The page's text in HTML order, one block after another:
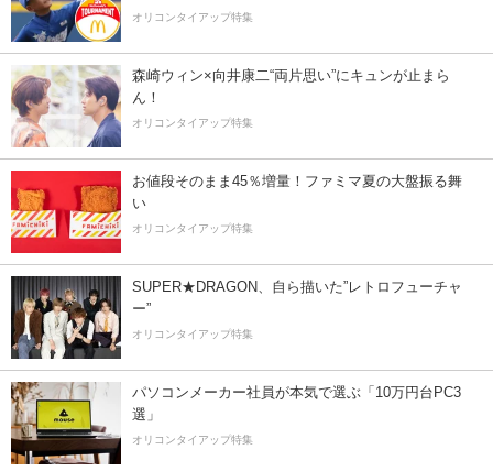
オリコンタイアップ特集
森崎ウィン×向井康二“両片思い”にキュンが止まら
ん！
オリコンタイアップ特集
お値段そのまま45％増量！ファミマ夏の大盤振る舞
い
オリコンタイアップ特集
SUPER★DRAGON、自ら描いた”レトロフューチャ
ー”
オリコンタイアップ特集
パソコンメーカー社員が本気で選ぶ「10万円台PC3
選」
オリコンタイアップ特集